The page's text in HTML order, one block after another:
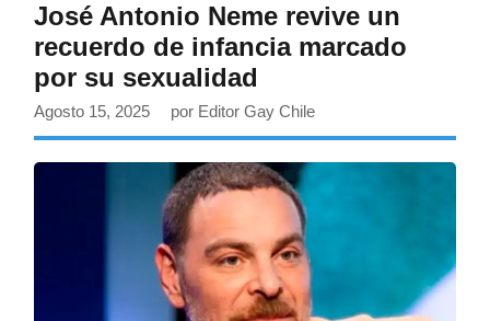
José Antonio Neme revive un
recuerdo de infancia marcado
por su sexualidad
Agosto 15, 2025 por Editor Gay Chile